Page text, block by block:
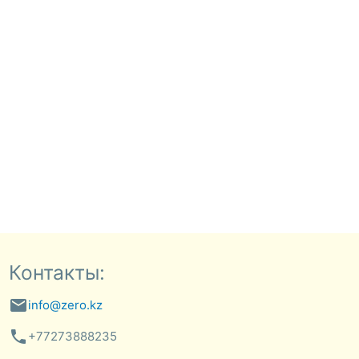
Контакты:
emailinfo@zero.kz
phone +77273888235